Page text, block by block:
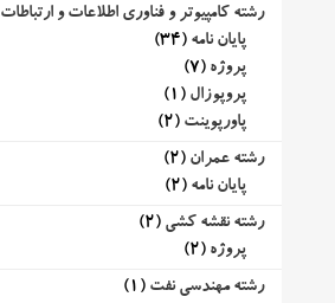
رشته کامپیوتر و فناوری اطلاعات و ارتباطات
پایان نامه (34)
پروژه (7)
پروپوزال (1)
پاورپوینت (2)
رشته عمران (2)
پایان نامه (2)
رشته نقشه کشی (2)
پروژه (2)
رشته مهندسی نفت (1)